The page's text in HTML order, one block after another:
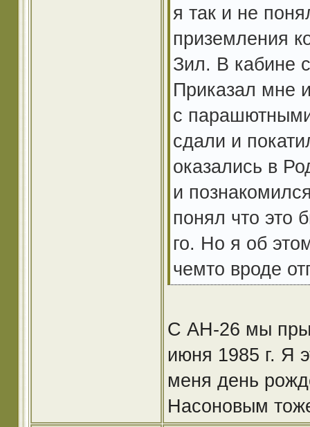
я так и не
приземления
Зил. В кабине
Приказал мне
с
сдали и
оказались в
и
понял что это
го. Но я об
чемто вроде
C АН-26 мы
июня 1985 г. Я
меня день
Насоновым